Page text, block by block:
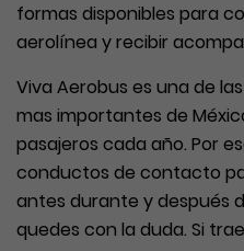
formas disponibles para
aerolínea y recibir
Viva Aerobus es una de
mas importantes de
pasajeros cada año. Por
conductos de contacto
antes durante y después
quedes con la duda. Si